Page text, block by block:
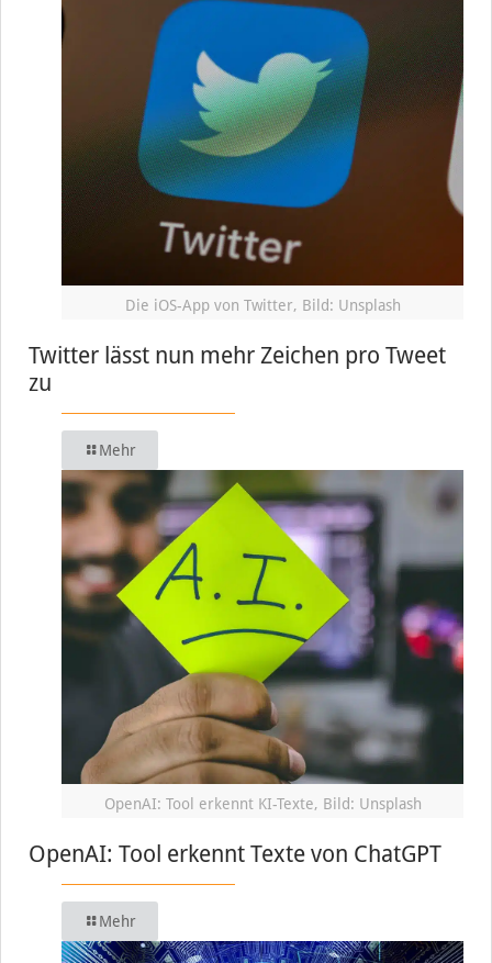
Die iOS-App von Twitter, Bild: Unsplash
Twitter lässt nun mehr Zeichen pro Tweet
zu
Mehr
OpenAI: Tool erkennt KI-Texte, Bild: Unsplash
OpenAI: Tool erkennt Texte von ChatGPT
Mehr